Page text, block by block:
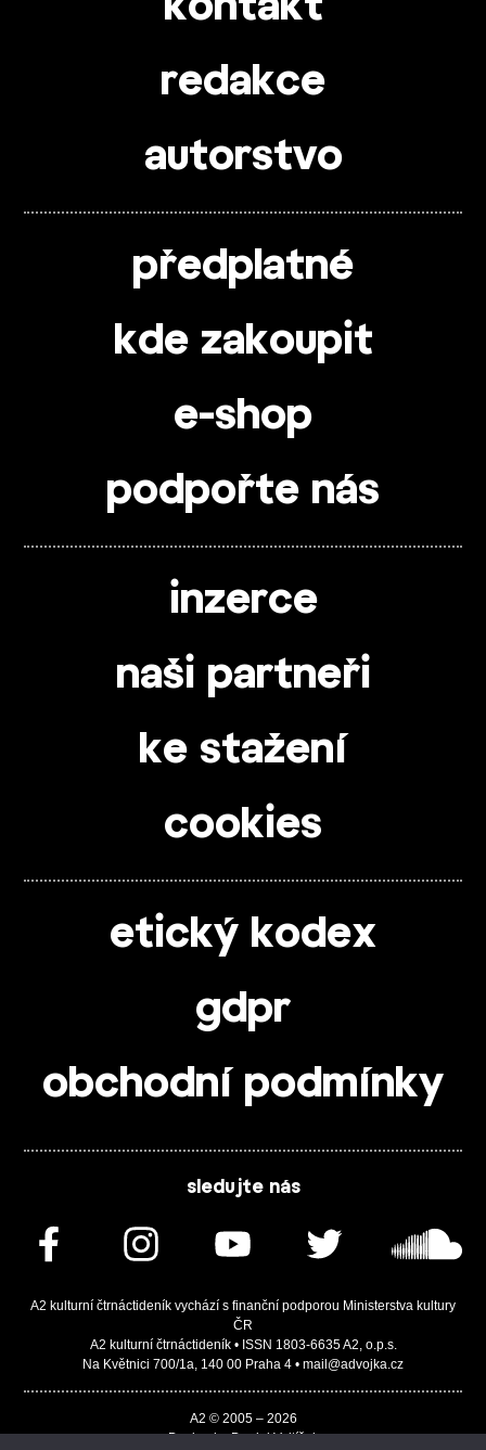
redakce
autorstvo
předplatné
kde zakoupit
e-shop
podpořte nás
inzerce
naši partneři
ke stažení
cookies
etický kodex
gdpr
obchodní podmínky
sledujte nás
A2 kulturní čtrnáctideník vychází s finanční podporou Ministerstva kultury
ČR
A2 kulturní čtrnáctideník • ISSN 1803-6635 A2, o.p.s.
Na Květnici 700/1a, 140 00 Praha 4 • mail@advojka.cz
A2 © 2005 – 2026
Design by Daniel Vojtíšek